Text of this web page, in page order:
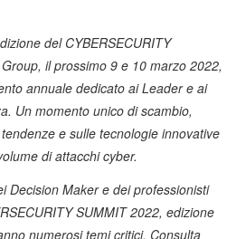
del CYBERSECURITY
il prossimo 9 e 10 marzo 2022,
annuale dedicato ai Leader e ai
Un momento unico di scambio,
e sulle tecnologie innovative
di attacchi cyber.
Decision Maker e dei professionisti
SUMMIT 2022, edizione
numerosi temi critici. Consulta